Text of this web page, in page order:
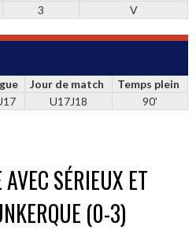
3 V
Jour de match
Temps plein
U17J18 90'
SÉRIEUX ET
(0-3)